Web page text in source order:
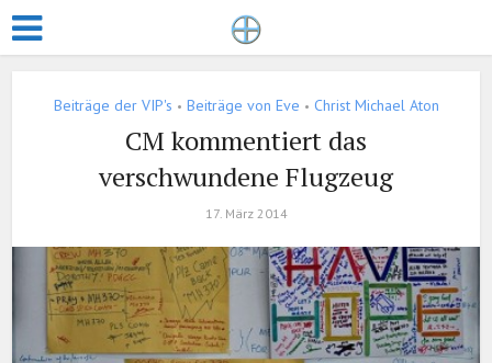
Beiträge der VIP's • Beiträge von Eve • Christ Michael Aton
CM kommentiert das
verschwundene Flugzeug
17. März 2014